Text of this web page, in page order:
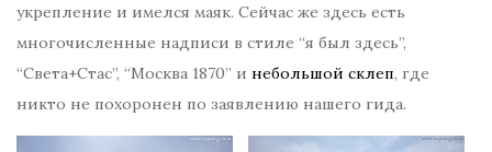
укрепление и имелся маяк. Сейчас же здесь есть
многочисленные надписи в стиле “я был здесь”,
“Света+Стас”, “Москва 1870” и небольшой склеп, где
никто не похоронен по заявлению нашего гида.